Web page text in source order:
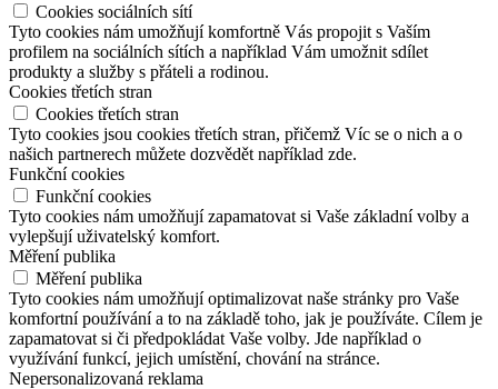
Cookies sociálních sítí
Tyto cookies nám umožňují komfortně Vás propojit s Vaším
profilem na sociálních sítích a například Vám umožnit sdílet
produkty a služby s přáteli a rodinou.
Cookies třetích stran
Cookies třetích stran
Tyto cookies jsou cookies třetích stran, přičemž Víc se o nich a o
našich partnerech můžete dozvědět například zde.
Funkční cookies
Funkční cookies
Tyto cookies nám umožňují zapamatovat si Vaše základní volby a
vylepšují uživatelský komfort.
Měření publika
Měření publika
Tyto cookies nám umožňují optimalizovat naše stránky pro Vaše
komfortní používání a to na základě toho, jak je používáte. Cílem je
zapamatovat si či předpokládat Vaše volby. Jde například o
využívání funkcí, jejich umístění, chování na stránce.
Nepersonalizovaná reklama